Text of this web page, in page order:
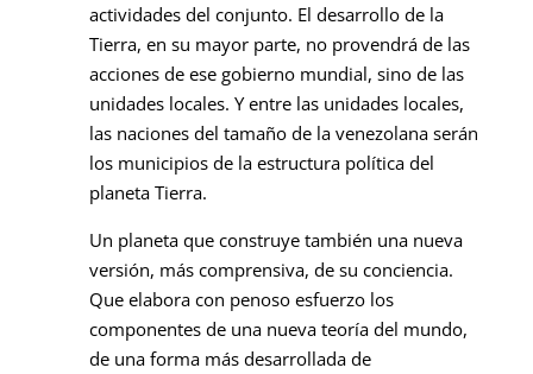
actividades del conjunto. El desarrollo de la
Tierra, en su mayor parte, no provendrá de las
acciones de ese gobierno mundial, sino de las
unidades locales. Y entre las unidades locales,
las naciones del tamaño de la venezolana serán
los municipios de la estructura política del
planeta Tierra.
Un planeta que construye también una nueva
versión, más comprensiva, de su conciencia.
Que elabora con penoso esfuerzo los
componentes de una nueva teoría del mundo,
de una forma más desarrollada de